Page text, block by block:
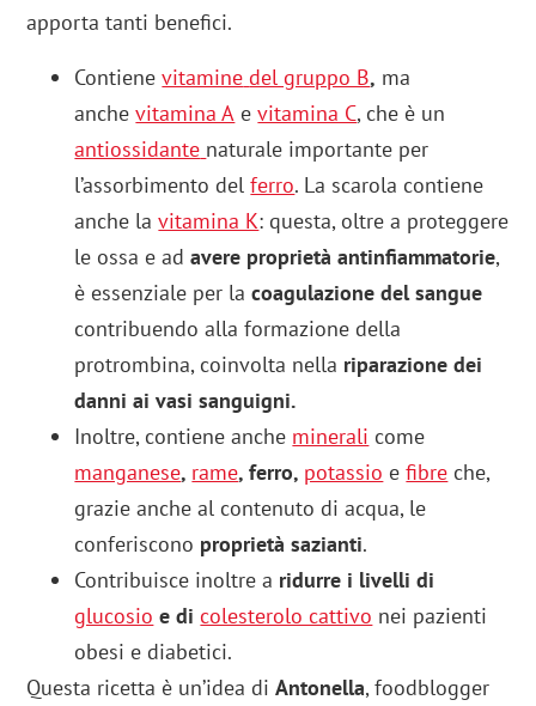
apporta tanti benefici.
Contienevitamine del gruppo B, ma
anchevitamina A evitamina C, che è un
antiossidante naturale importante per
l’assorbimento delferro. La scarola contiene
anche lavitamina K: questa, oltre a proteggere
le ossa e adavere proprietà antinfiammatorie,
è essenziale per lacoagulazione del sangue
contribuendo alla formazione della
protrombina, coinvolta nella riparazione dei
danni ai vasi sanguigni.
Inoltre, contiene anche minerali come
manganese, rame, ferro, potassio efibre che,
grazie anche al contenuto di acqua, le
conferiscono proprietà sazianti.
Contribuisce inoltre a ridurre i livelli di
glucosio e dicolesterolo cattivo nei pazienti
obesi e diabetici.
Questa ricetta è un’idea diAntonella, foodblogger